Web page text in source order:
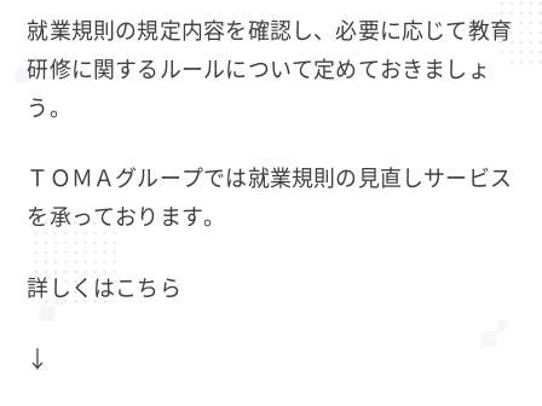
就業規則の規定内容を確認し、必要に応じて教育
研修に関するルールについて定めておきましょ
う。
ＴＯＭＡグループでは就業規則の見直しサービス
を承っております。
詳しくはこちら
↓